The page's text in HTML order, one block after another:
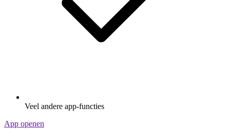
Veel andere app-functies
App openen